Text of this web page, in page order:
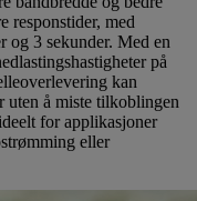
responstider, med
og 3 sekunder. Med en
på
kan
uten å miste tilkoblingen
for applikasjoner
eller